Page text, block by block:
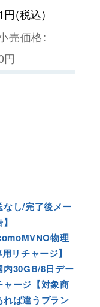
円(税込)
売価格:
円
なし/完了後メー
物理
リチャージ】
内30GB/8日デー
ャージ【対象商
れば違うプラン